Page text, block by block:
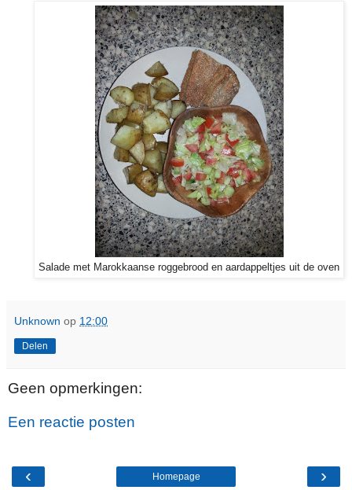
Salade met Marokkaanse roggebrood en aardappeltjes uit de oven
Unknown op 12:00
Delen
Geen opmerkingen:
Een reactie posten
‹ ›
Homepage